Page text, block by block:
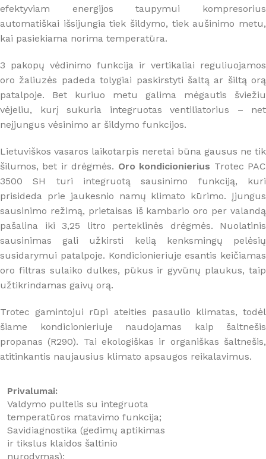
efektyviam energijos taupymui kompresorius
automatiškai išsijungia tiek šildymo, tiek aušinimo metu,
kai pasiekiama norima temperatūra.
3 pakopų vėdinimo funkcija ir vertikaliai reguliuojamos
oro žaliuzės padeda tolygiai paskirstyti šaltą ar šiltą orą
patalpoje. Bet kuriuo metu galima mėgautis šviežiu
vėjeliu, kurį sukuria integruotas ventiliatorius – net
neįjungus vėsinimo ar šildymo funkcijos.
Lietuviškos vasaros laikotarpis neretai būna gausus ne tik
šilumos, bet ir drėgmės. Oro kondicionierius Trotec PAC
3500 SH turi integruotą sausinimo funkciją, kuri
prisideda prie jaukesnio namų klimato kūrimo. Įjungus
sausinimo režimą, prietaisas iš kambario oro per valandą
pašalina iki 3,25 litro perteklinės drėgmės. Nuolatinis
sausinimas gali užkirsti kelią kenksmingų pelėsių
susidarymui patalpoje. Kondicionieriuje esantis keičiamas
oro filtras sulaiko dulkes, pūkus ir gyvūnų plaukus, taip
užtikrindamas gaivų orą.
Trotec gamintojui rūpi ateities pasaulio klimatas, todėl
šiame kondicionieriuje naudojamas kaip šaltnešis
propanas (R290). Tai ekologiškas ir organiškas šaltnešis,
atitinkantis naujausius klimato apsaugos reikalavimus.
Privalumai:
Valdymo pultelis su integruota
temperatūros matavimo funkcija;
Savidiagnostika (gedimų aptikimas
ir tikslus klaidos šaltinio
nurodymas);